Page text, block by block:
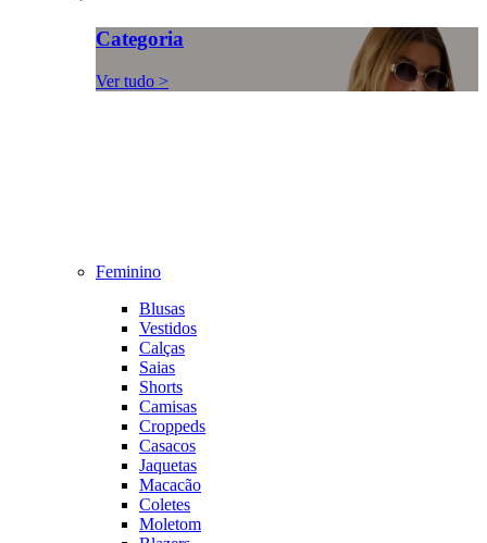
Categoria
Ver tudo >
Feminino
Blusas
Vestidos
Calças
Saias
Shorts
Camisas
Croppeds
Casacos
Jaquetas
Macacão
Coletes
Moletom